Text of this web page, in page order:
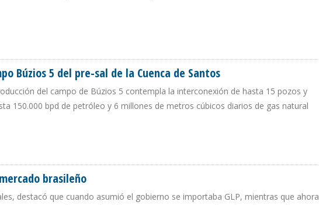
Búzios 5 del pre-sal de la Cuenca de Santos
del campo de Búzios 5 contempla la interconexión de hasta 15 pozos y
150.000 bpd de petróleo y 6 millones de metros cúbicos diarios de gas natural
brasileño
destacó que cuando asumió el gobierno se importaba GLP, mientras que ahora